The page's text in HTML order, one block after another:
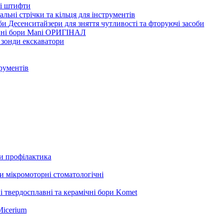
штифти
стрічки та кільця для інструментів
Десенситайзери для зняття чутливості та фторуючі засоби
бори Mani ОРИГІНАЛ
екскаватори
профілактика
стоматологічні
твердосплавні та керамічні бори Komet